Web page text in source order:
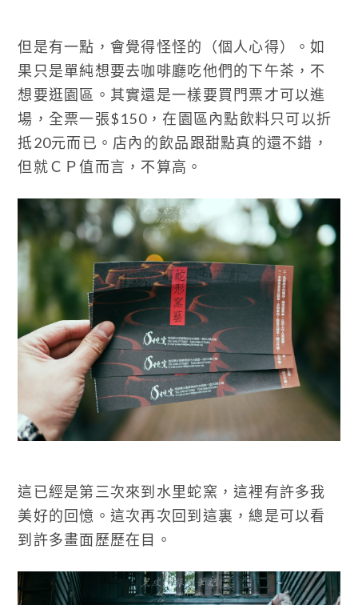
但是有一點，會覺得怪怪的（個人心得）。如
果只是單純想要去咖啡廳吃他們的下午茶，不
想要逛園區。其實還是一樣要買門票才可以進
場，全票一張$150，在園區內點飲料只可以折
抵20元而已。店內的飲品跟甜點真的還不錯，
但就ＣＰ值而言，不算高。
這已經是第三次來到水里蛇窯，這裡有許多我
美好的回憶。這次再次回到這裏，總是可以看
到許多畫面歷歷在目。